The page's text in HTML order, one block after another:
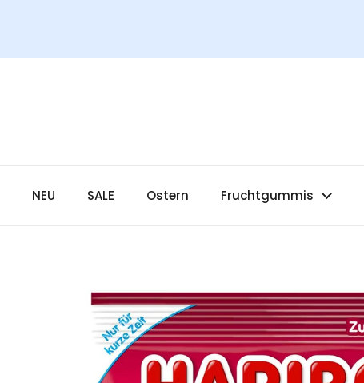
NEU SALE Ostern Fruchtgummis